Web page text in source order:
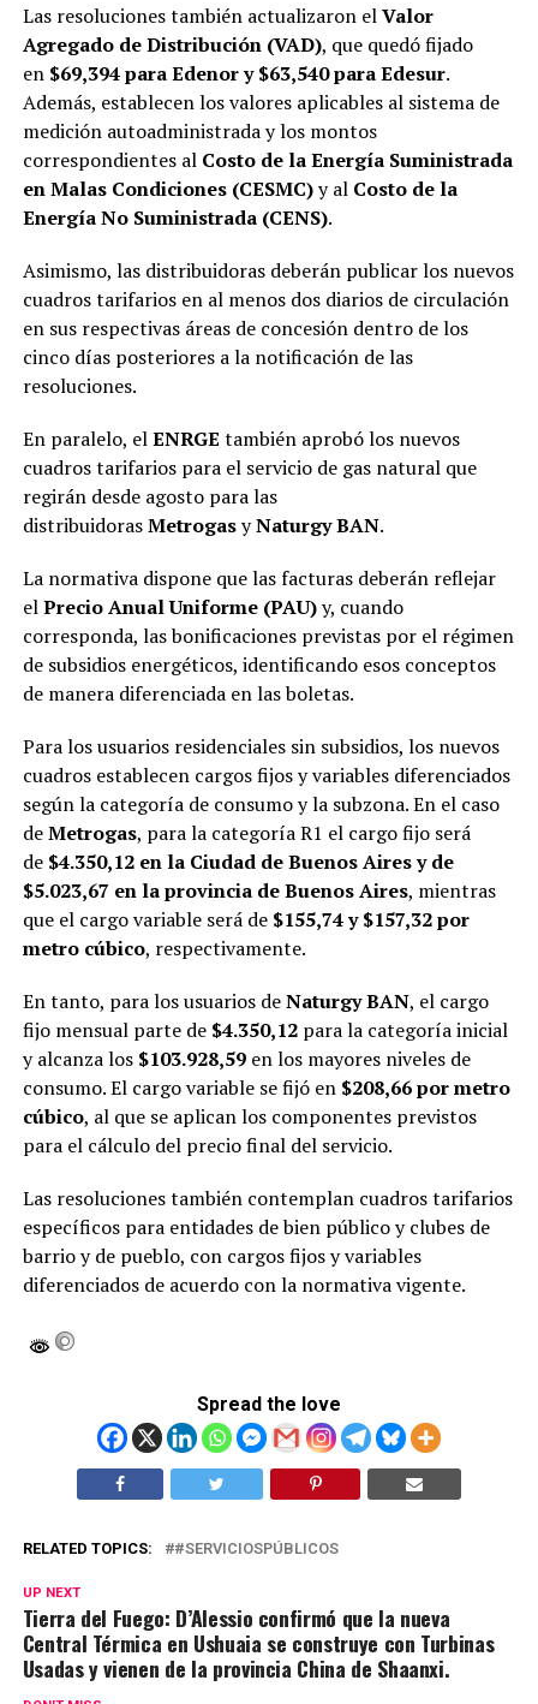
Las resoluciones también actualizaron elValor
Agregado de Distribución (VAD), que quedó fijado
en $69,394 para Edenor y $63,540 para Edesur.
Además, establecen los valores aplicables al sistema de
medición autoadministrada y los montos
correspondientes al Costo de la Energía Suministrada
en Malas Condiciones (CESMC)y al Costo de la
Energía No Suministrada (CENS).
Asimismo, las distribuidoras deberán publicar los nuevos
cuadros tarifarios en al menos dos diarios de circulación
en sus respectivas áreas de concesión dentro de los
cinco días posteriores a la notificación de las
resoluciones.
En paralelo, elENRGE también aprobó los nuevos
cuadros tarifarios para el servicio de gas natural que
regirán desde agosto para las
distribuidorasMetrogasyNaturgy BAN.
La normativa dispone que las facturas deberán reflejar
elPrecio Anual Uniforme (PAU)y, cuando
corresponda, las bonificaciones previstas por el régimen
de subsidios energéticos, identificando esos conceptos
de manera diferenciada en las boletas.
Para los usuarios residenciales sin subsidios, los nuevos
cuadros establecen cargos fijos y variables diferenciados
según la categoría de consumo y la subzona. En el caso
deMetrogas, para la categoría R1 el cargo fijo será
de $4.350,12 en la Ciudad de Buenos Aires y de
$5.023,67 en la provincia de Buenos Aires, mientras
que el cargo variable será de $155,74 y $157,32 por
metro cúbico, respectivamente.
En tanto, para los usuarios deNaturgy BAN, el cargo
fijo mensual parte de $4.350,12para la categoría inicial
y alcanza los $103.928,59en los mayores niveles de
consumo. El cargo variable se fijó en $208,66 por metro
cúbico, al que se aplican los componentes previstos
para el cálculo del precio final del servicio.
Las resoluciones también contemplan cuadros tarifarios
específicos para entidades de bien público y clubes de
barrio y de pueblo, con cargos fijos y variables
diferenciados de acuerdo con la normativa vigente.
Spread the love
RELATED TOPICS: #SERVICIOSPÚBLICOS
UP NEXT
Tierra del Fuego: D’Alessio confirmó que la nueva
Central Térmica en Ushuaia se construye con Turbinas
Usadas y vienen de la provincia China de Shaanxi.